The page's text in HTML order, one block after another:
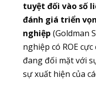
tuyệt đối vào số
đánh giá triển
nghiệp (Goldman
nghiệp có ROE
đang đối mặt với
sự xuất hiện của